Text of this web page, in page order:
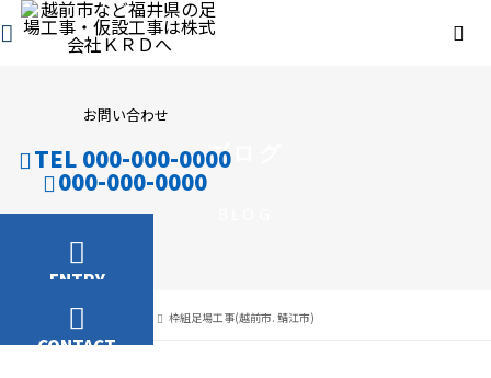
お問い合わせ
TEL 000-000-0000
000-000-0000
ENTRY
CONTACT
ブログ
枠組足場工事(越前市. 鯖江市)